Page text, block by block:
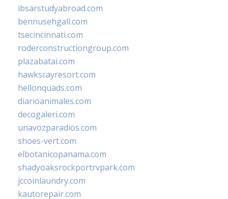
ibsarstudyabroad.com
bennusehgall.com
tsecincinnati.com
roderconstructiongroup.com
plazabatai.com
hawkscayresort.com
hellonquads.com
diarioanimales.com
decogaleri.com
unavozparadios.com
shoes-vert.com
elbotanicopanama.com
shadyoaksrockportrvpark.com
jccoinlaundry.com
kautorepair.com